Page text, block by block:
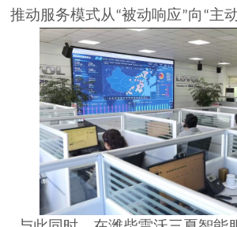
推动服务模式从“被动响应”向 “主